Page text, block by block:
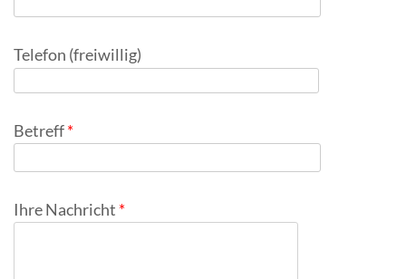
Telefon (freiwillig)
Betreff
Ihre Nachricht